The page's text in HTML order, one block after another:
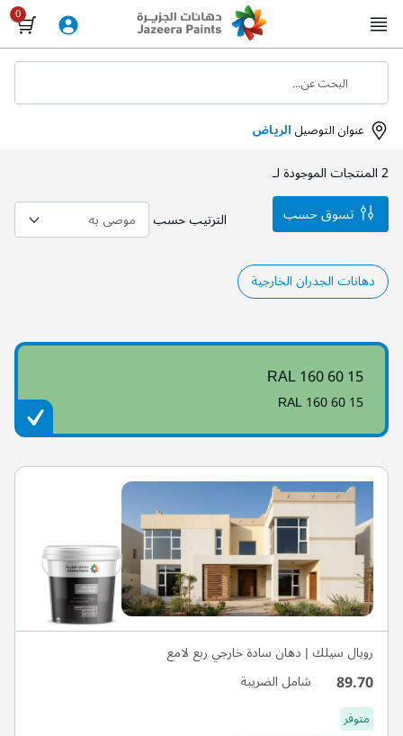
to
Content
عنوان التوصيلالرياض
البحث عن...
2المنتجات الموجودة لـ
الترتيب حسب
دهانات الجدران الخارجية
RAL 160 60 15
RAL 160 60 15
رويال سيلك | دهان سادة خارجي ربع لامع
89.70 شامل الضريبة
متوفر
تسوق حسب